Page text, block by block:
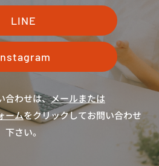
LINE
合わせは、メールまたは
ームをクリックしてお問い合わせ
下さい。